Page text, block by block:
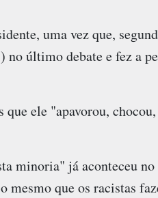
uma vez que,
no último debate e fez a
ele "apavorou, chocou,
minoria" já aconteceu no
mesmo que os racistas